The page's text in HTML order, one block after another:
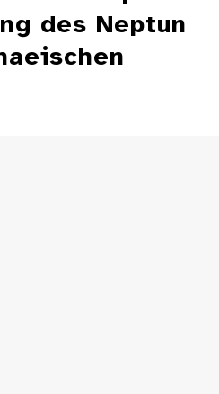
des Neptun